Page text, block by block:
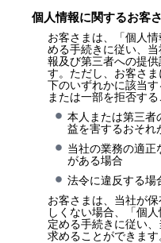
個人情報に関するお客
お客さまは、「個人
める手続きに従い、
報及び第三者への提
す。ただし、お客さ
下のいずれかに該当
または一部を拒否す
本人または第三者
益を害するおそれ
当社の業務の適正
がある場合
法令に違反する場
お客さまは、当社が
しくない場合、「個
定める手続きに従い
求めることができます